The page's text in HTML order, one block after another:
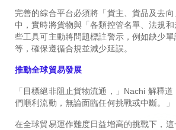
完善的綜合平台必須將「貨主、貨品及去
中，實時將貨物與「各類控管名單、法規
些工具可主動將問題標註警示，例如缺少
等，確保遵循合規並減少延誤。
推動全球貿易發展
「目標絕非阻止貨物流通，」Nachi 解釋
們順利流動，無論面臨任何挑戰或中斷。」
在全球貿易運作難度日益增高的挑戰下，